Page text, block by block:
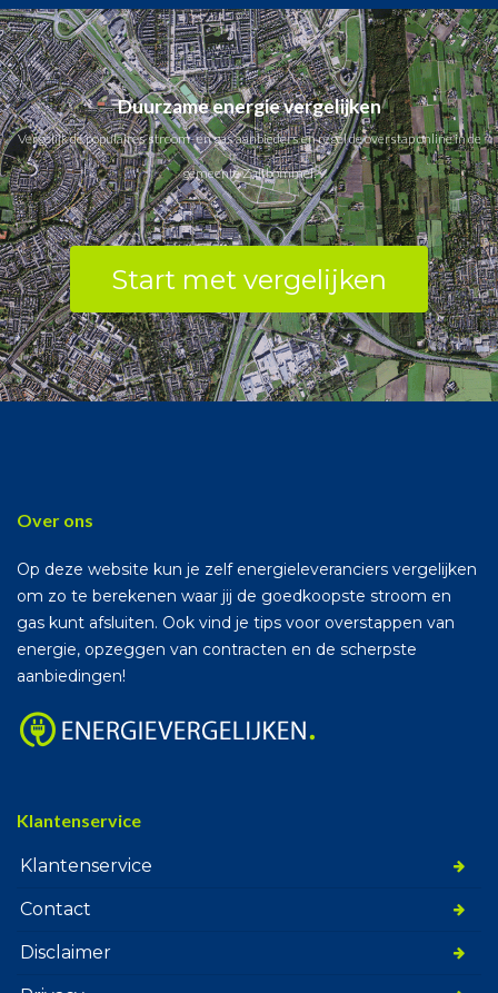
Duurzame energie vergelijken
Vergelijk de populaires stroom- en gas aanbieders en regel de overstap online in de
gemeente Zaltbommel.
Start met vergelijken
Over ons
Op deze website kun je zelf energieleveranciers vergelijken
om zo te berekenen waar jij de goedkoopste stroom en
gas kunt afsluiten. Ook vind je tips voor overstappen van
energie, opzeggen van contracten en de scherpste
aanbiedingen!
Klantenservice
Klantenservice
Contact
Disclaimer